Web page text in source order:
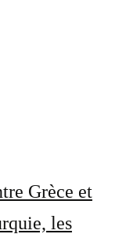
Grèce et
les